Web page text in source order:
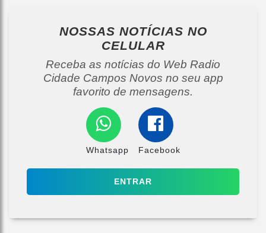
NOSSAS NOTÍCIAS NO
CELULAR
Receba as notícias do Web Radio
Cidade Campos Novos no seu app
favorito de mensagens.
Whatsapp Facebook
ENTRAR